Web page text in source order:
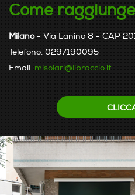
Come
Milano- Via Lanino 8 - CAP
Telefono: 0297190095
Email: misolari@libraccio.it